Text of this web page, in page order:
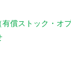
償ストック・オ